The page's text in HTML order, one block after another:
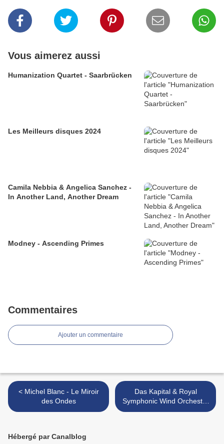
Vous aimerez aussi
Humanization Quartet - Saarbrücken
Les Meilleurs disques 2024
Camila Nebbia & Angelica Sanchez -
In Another Land, Another Dream
Modney - Ascending Primes
Commentaires
Ajouter un commentaire
< Michel Blanc - Le Miroir
des Ondes
Das Kapital & Royal
Symphonic Wind Orchestra
Vooruit - Eisler Explosion >
Hébergé par Canalblog